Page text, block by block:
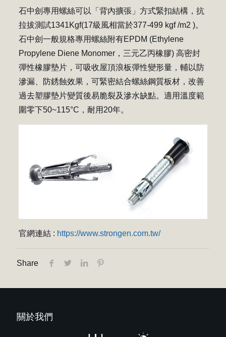
石中劍專用螺絲可以「背內擴張」方式緊扣結構，抗
拉拔測試1341Kgf(17級風相當於377-499 kgf /m2 )。
石中劍一般規格專用螺絲附有EPDM (Ethylene
Propylene Diene Monomer，三元乙丙橡膠) 高密封
彈性橡膠墊片，可吸收屋頂浪板彈性變形量，輔以防
滲漏、防銹蝕效果，可緊密結合螺絲鋼質板材，改善
過去塑膠墊片變質後易脆裂及滲水缺點。適用溫度範
圍零下50~115°C，耐用20年。
官網連結 : https://www.strongen.com.tw/
Share
關於我們